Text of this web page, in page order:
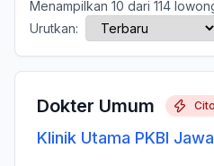
Menampilkan 10 dari 114
Urutkan:
Dokter Umum Cito
Klinik Utama PKBI